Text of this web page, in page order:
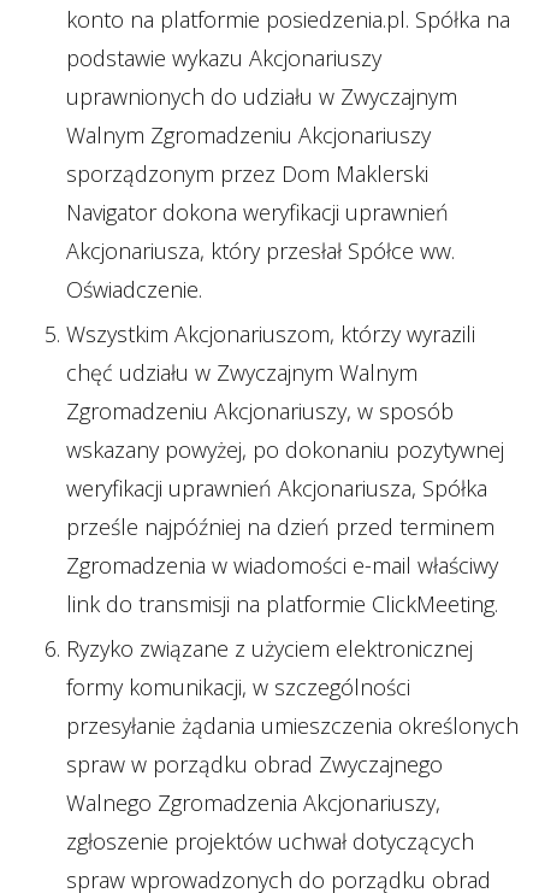
konto na platformie posiedzenia.pl. Spółka na
podstawie wykazu Akcjonariuszy
uprawnionych do udziału w Zwyczajnym
Walnym Zgromadzeniu Akcjonariuszy
sporządzonym przez Dom Maklerski
Navigator dokona weryfikacji uprawnień
Akcjonariusza, który przesłał Spółce ww.
Oświadczenie.
Wszystkim Akcjonariuszom, którzy wyrazili
chęć udziału w Zwyczajnym Walnym
Zgromadzeniu Akcjonariuszy, w sposób
wskazany powyżej, po dokonaniu pozytywnej
weryfikacji uprawnień Akcjonariusza, Spółka
prześle najpóźniej na dzień przed terminem
Zgromadzenia w wiadomości e-mail właściwy
link do transmisji na platformie ClickMeeting.
Ryzyko związane z użyciem elektronicznej
formy komunikacji, w szczególności
przesyłanie żądania umieszczenia określonych
spraw w porządku obrad Zwyczajnego
Walnego Zgromadzenia Akcjonariuszy,
zgłoszenie projektów uchwał dotyczących
spraw wprowadzonych do porządku obrad